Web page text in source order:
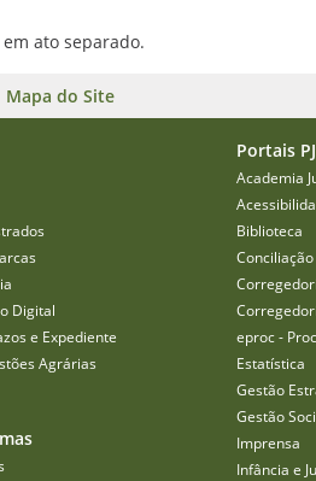
ato separado.
Mapa do Site
Digital
e Expediente
Agrárias
Portais
Academia
Biblioteca
eproc -
Estatística
Gestão
Gestão
Imprensa
Infância e